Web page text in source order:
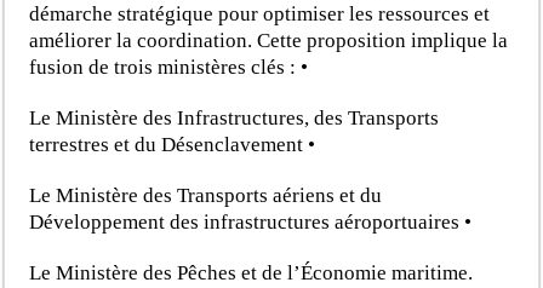
démarche stratégique pour optimiser les ressources et
améliorer la coordination. Cette proposition implique la
fusion de trois ministères clés : •
Le Ministère des Infrastructures, des Transports
terrestres et du Désenclavement •
Le Ministère des Transports aériens et du
Développement des infrastructures aéroportuaires •
Le Ministère des Pêches et de l’Économie maritime.